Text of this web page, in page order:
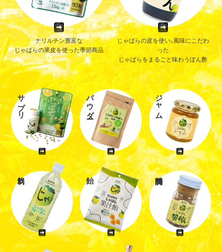
ナリルチン豊富な
じゃばらの果皮を使った季節商品
じゃばらの皮を使い、風味にこだわ
った
じゃばらをまるごと味わうぽん酢
サプリ パウダー ジャム